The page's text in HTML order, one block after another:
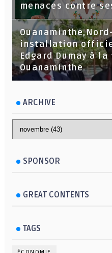
menaces contre
installation
Edgard Dumay à
Ouanaminthe.
ARCHIVE
SPONSOR
GREAT CONTENTS
TAGS